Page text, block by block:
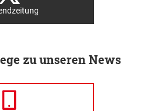
zu unseren News